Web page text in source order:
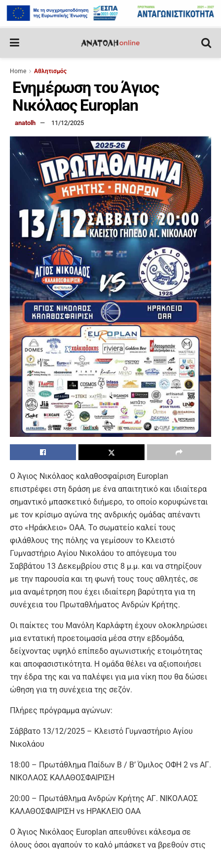
Home Αθλητισμός
Ενημέρωση του Άγιος
Νικόλαος Europlan
anatolh 11/12/2025
Ο Άγιος Νικόλαος καλαθοσφαίριση Europlan
επιστρέφει στη δράση με ένα απαιτητικό και ιδιαίτερα
σημαντικό μπασκετικό διήμερο, το οποίο κορυφώνεται
με τον κρίσιμο αγώνα της ανδρικής ομάδας απέναντι
στο «Ηράκλειο» ΟΑΑ. Το σωματείο καλεί τους
φιλάθλους της πόλης να γεμίσουν το Κλειστό
Γυμναστήριο Αγίου Νικολάου το απόγευμα του
Σαββάτου 13 Δεκεμβρίου στις 8 μ.μ. και να στηρίξουν
με την παρουσία και τη φωνή τους τους αθλητές, σε
μια αναμέτρηση που έχει ιδιαίτερη βαρύτητα για τη
συνέχεια του Πρωταθλήματος Ανδρών Κρήτης.
Οι παίκτες του Μανόλη Καρλάφτη έχουν ολοκληρώσει
μια εντατική προετοιμασία μέσα στην εβδομάδα,
δείχνοντας υψηλό επίπεδο αγωνιστικής ετοιμότητας
και αποφασιστικότητα. Η ομάδα θέλει να αξιοποιήσει
την έδρα της και να παλέψει για μια νίκη που θα δώσει
ώθηση για τη συνέχεια της σεζόν.
Πλήρες πρόγραμμα αγώνων:
Σάββατο 13/12/2025 – Κλειστό Γυμναστήριο Αγίου
Νικολάου
18:00 – Πρωτάθλημα Παίδων Β / Β’ Όμιλος ΟΦΗ 2 vs ΑΓ.
ΝΙΚΟΛΑΟΣ ΚΑΛΑΘΟΣΦΑΙΡΙΣΗ
20:00 – Πρωτάθλημα Ανδρών Κρήτης ΑΓ. ΝΙΚΟΛΑΟΣ
ΚΑΛΑΘΟΣΦΑΙΡΙΣΗ vs ΗΡΑΚΛΕΙΟ ΟΑΑ
Ο Άγιος Νικόλαος Europlan απευθύνει κάλεσμα σε
όλους όσοι αγαπούν το καλό μπάσκετ να βρεθούν στις